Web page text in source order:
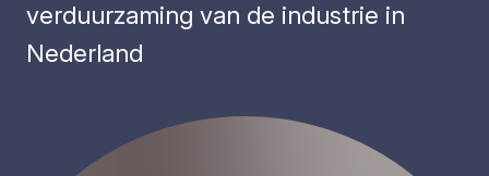
verduurzaming van de industrie in
Nederland